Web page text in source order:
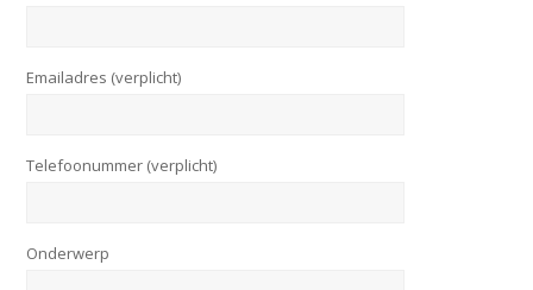
Emailadres (verplicht)
Telefoonummer (verplicht)
Onderwerp